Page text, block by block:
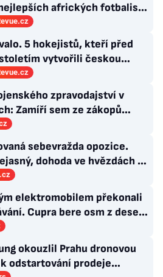
afrických fotbalistů
dob
5 hokejistů, kteří před
vytvořili českou
v Ottawě
zpravodajství v
Zamíří sem ze zákopů
Ukrajinců! Co s nimi?
sebevražda opozice.
dohoda ve hvězdách a
by musel být jako Spider-
elektromobilem překonali
Cupra bere osm z deseti
konkurenci
okouzlil Prahu dronovou
odstartování prodeje